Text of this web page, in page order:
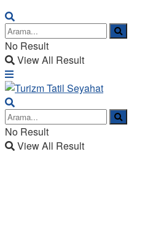
No Result
View All Result
No Result
View All Result